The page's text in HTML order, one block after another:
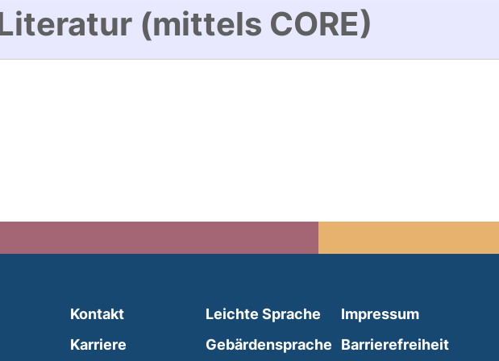
(mittels CORE)
Kontakt
Karriere
Leichte Sprache (external link, opens in a
Gebärdensprache (external link, opens in
Impressum
Barrierefreiheit